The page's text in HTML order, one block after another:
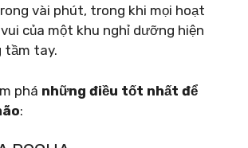
vài phút, trong khi mọi hoạt
của một khu nghỉ dưỡng hiện
tầm tay.
phá những điều tốt nhất để
: